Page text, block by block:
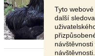
Tyto
další
návštěvnosti.
V